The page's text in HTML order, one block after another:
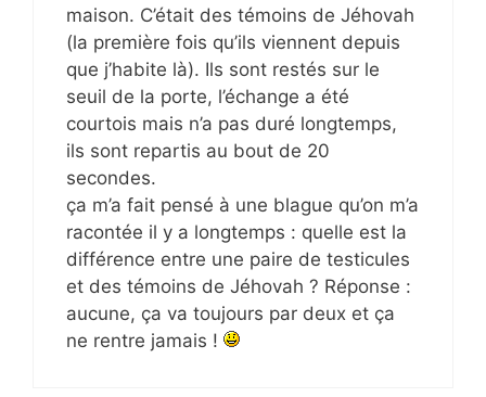
maison. C’était des témoins de Jéhovah
(la première fois qu’ils viennent depuis
que j’habite là). Ils sont restés sur le
seuil de la porte, l’échange a été
courtois mais n’a pas duré longtemps,
ils sont repartis au bout de 20
secondes.
ça m’a fait pensé à une blague qu’on m’a
racontée il y a longtemps : quelle est la
différence entre une paire de testicules
et des témoins de Jéhovah ? Réponse :
aucune, ça va toujours par deux et ça
ne rentre jamais !